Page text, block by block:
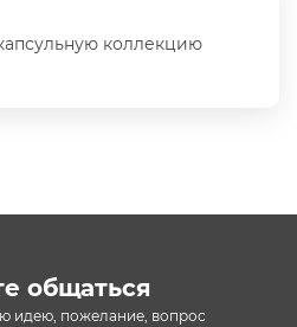
коллекцию
общаться
идею, пожелание, вопрос